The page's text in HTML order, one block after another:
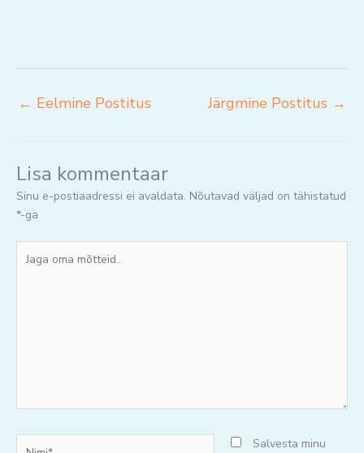
← Eelmine Postitus Järgmine Postitus →
Lisa kommentaar
Sinu e-postiaadressi ei avaldata. Nõutavad väljad on tähistatud
*-ga
oma
Salvesta minu